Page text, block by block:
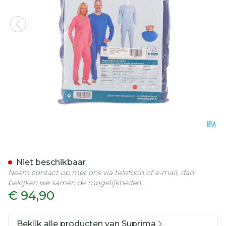
€ 94,90
Niet beschikbaar
Neem contact op met ons via telefoon of e-mail, dan
bekijken we samen de mogelijkheden.
Bekijk alle producten van Suprima